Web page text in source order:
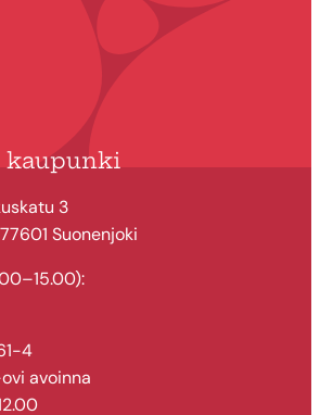
kaupunki
3
Suonenjoki
4
avoinna